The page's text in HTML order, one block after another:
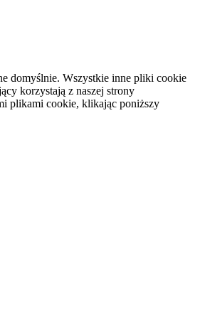
domyślnie. Wszystkie inne pliki cookie
korzystają z naszej strony
plikami cookie, klikając poniższy